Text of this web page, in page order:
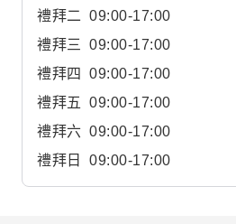
禮拜二 09:00-17:00
禮拜三
09:00-17:00
禮拜四
09:00-17:00
禮拜五
09:00-17:00
禮拜六 09:00-17:00
禮拜日
09:00-17:00